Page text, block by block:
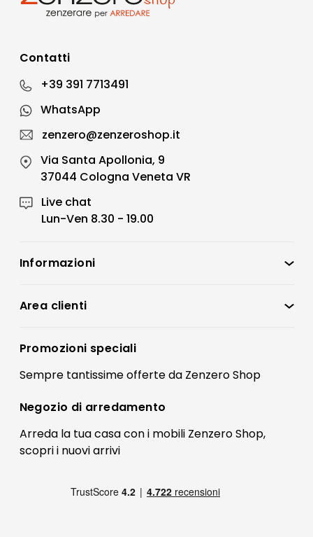
Contatti
+39 391 7713491
WhatsApp
zenzero@zenzeroshop.it
Via Santa Apollonia, 9
37044 Cologna Veneta VR
Live chat
Lun-Ven 8.30 - 19.00
Informazioni
Condizioni di vendita
Preferenze Cookies
Termini e condizioni
Contatti
FAQ
Pagamenti
Area clienti
Registrati
Il mio account
Promozioni speciali
Sempre tantissimeofferteda Zenzero Shop
Negozio di arredamento
Arreda la tua casa con i mobili Zenzero Shop,
scopri i nuovi arrivi